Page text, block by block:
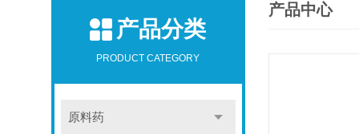
产品分类
PRODUCT CATEGORY
原料药
产品中心